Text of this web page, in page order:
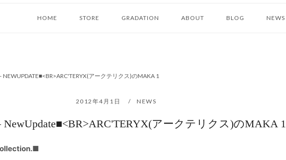
HOME STORE GRADATION ABOUT BLOG NEWS
NEWUPDATE■<BR>ARC'TERYX(アークテリクス)のMAKA 1
2012年4月1日 NEWS
NewUpdate■<BR>ARC'TERYX(アークテリクス)のMAKA 1